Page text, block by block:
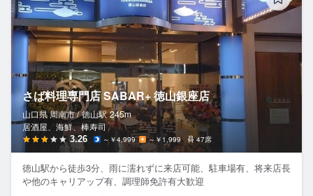
さば料理専門店 SABAR+ 徳山銀座店
山口県 周南市 / 徳山駅 245m
居酒屋、海鮮、棒寿司
3.26 ～￥4,999 ～￥1,999 47席
徳山駅から徒歩3分、雨に濡れずに来店可能、駐車場有、将来店長
や他のキャリアップ有、調理師免許有大歓迎